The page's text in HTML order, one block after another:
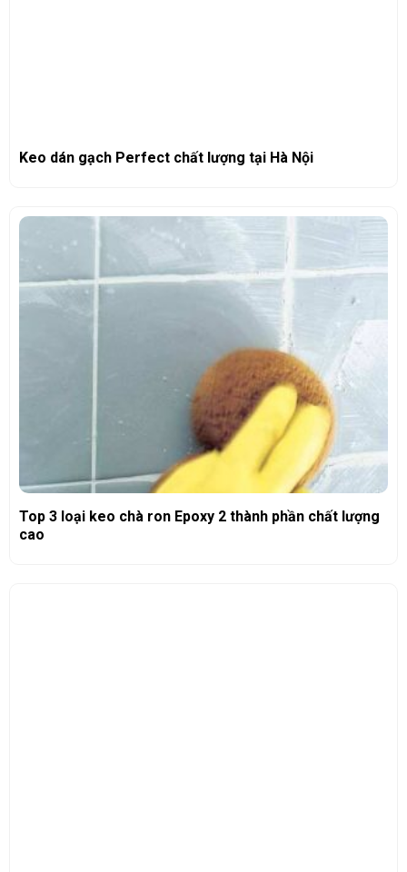
Keo dán gạch Perfect chất lượng tại Hà Nội
Top 3 loại keo chà ron Epoxy 2 thành phần chất lượng
cao